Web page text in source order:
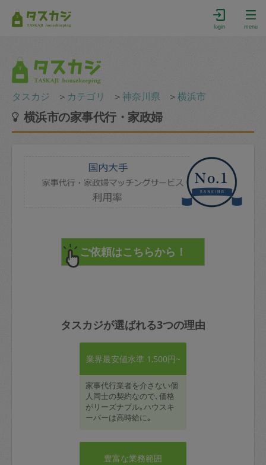
login menu
タスカジ ＞ カテゴリ ＞神奈川県 ＞横浜市
横浜市の家事代行・家政婦
タスカジが選ばれる3つの理由
業界最安値水準 1,500円~
家事代行業者を介さない個
人同士の契約なので､価格
がリーズナブル｡ハウスキ
ーパーは高時給に｡
豊富な業務範囲